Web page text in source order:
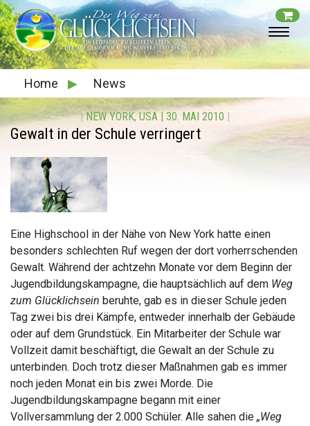
Home ▶ News
|NEW YORK, USA| 30. MAI 2010 |
Gewalt in der Schule verringert
Eine Highschool in der Nähe von New York hatte einen
besonders schlechten Ruf wegen der dort vorherrschenden
Gewalt. Während der achtzehn Monate vor dem Beginn der
Jugendbildungskampagne, die hauptsächlich auf dem Weg
zum Glücklichsein beruhte, gab es in dieser Schule jeden
Tag zwei bis drei Kämpfe, entweder innerhalb der Gebäude
oder auf dem Grundstück. Ein Mitarbeiter der Schule war
Vollzeit damit beschäftigt, die Gewalt an der Schule zu
unterbinden. Doch trotz dieser Maßnahmen gab es immer
noch jeden Monat ein bis zwei Morde. Die
Jugendbildungskampagne begann mit einer
Vollversammlung der 2.000 Schüler. Alle sahen die „Weg